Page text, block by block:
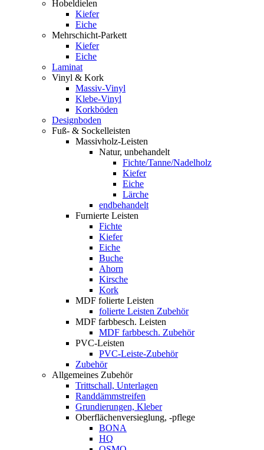
Hobeldielen
Kiefer
Eiche
Mehrschicht-Parkett
Kiefer
Eiche
Laminat
Vinyl & Kork
Massiv-Vinyl
Klebe-Vinyl
Korkböden
Designboden
Fuß- & Sockelleisten
Massivholz-Leisten
Natur, unbehandelt
Fichte/Tanne/Nadelholz
Kiefer
Eiche
Lärche
endbehandelt
Furnierte Leisten
Fichte
Kiefer
Eiche
Buche
Ahorn
Kirsche
Kork
MDF folierte Leisten
folierte Leisten Zubehör
MDF farbbesch. Leisten
MDF farbbesch. Zubehör
PVC-Leisten
PVC-Leiste-Zubehör
Zubehör
Allgemeines Zubehör
Trittschall, Unterlagen
Randdämmstreifen
Grundierungen, Kleber
Oberflächenversieglung, -pflege
BONA
HQ